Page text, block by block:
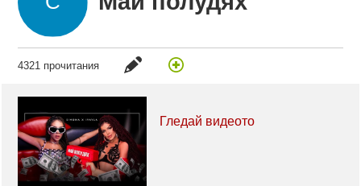
4321 прочитания
Гледай видеото